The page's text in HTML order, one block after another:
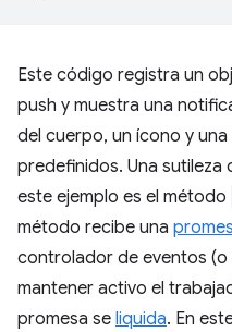
Este código registra un
push y muestra una
del cuerpo, un ícono y
predefinidos. Una
este ejemplo es el método
método recibe una
controlador de eventos
mantener activo el
promesa se liquida. En